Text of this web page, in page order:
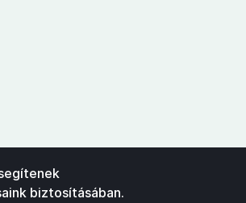
biztosításában.